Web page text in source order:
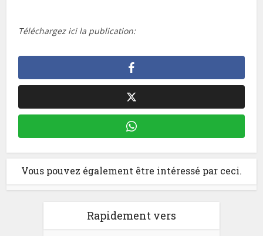
Téléchargez ici la publication:
Vous pouvez également être intéressé par ceci.
Rapidement vers